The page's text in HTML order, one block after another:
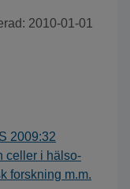
2010-01-01
2009:32
celler i hälso-
forskning m.m.